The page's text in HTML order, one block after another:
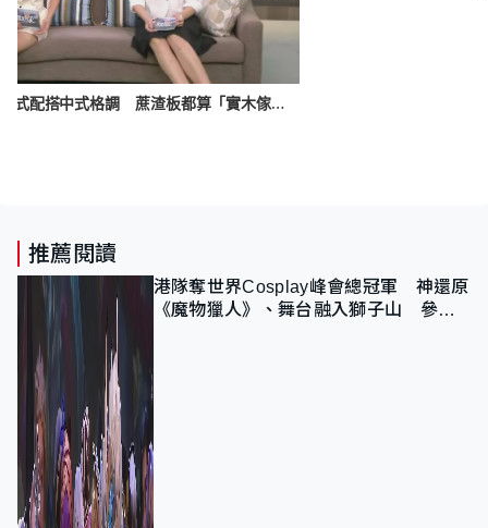
家家有求｜簡約歐式配搭中式格調 蔗渣板都算「實木傢俬」 坊間收納用品逐件評價
推薦閱讀
港隊奪世界Cosplay峰會總冠軍 神還原
《魔物獵人》、舞台融入獅子山 參賽